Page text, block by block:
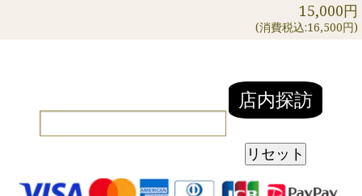
15,000円
(消費税込:16,500円)